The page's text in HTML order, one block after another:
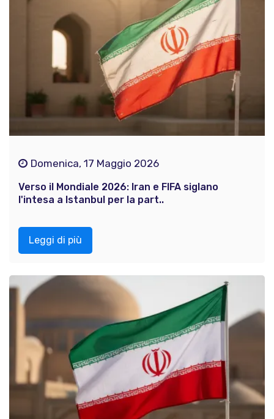
Domenica, 17 Maggio 2026
Verso il Mondiale 2026: Iran e FIFA siglano
l'intesa a Istanbul per la part..
Leggi di più